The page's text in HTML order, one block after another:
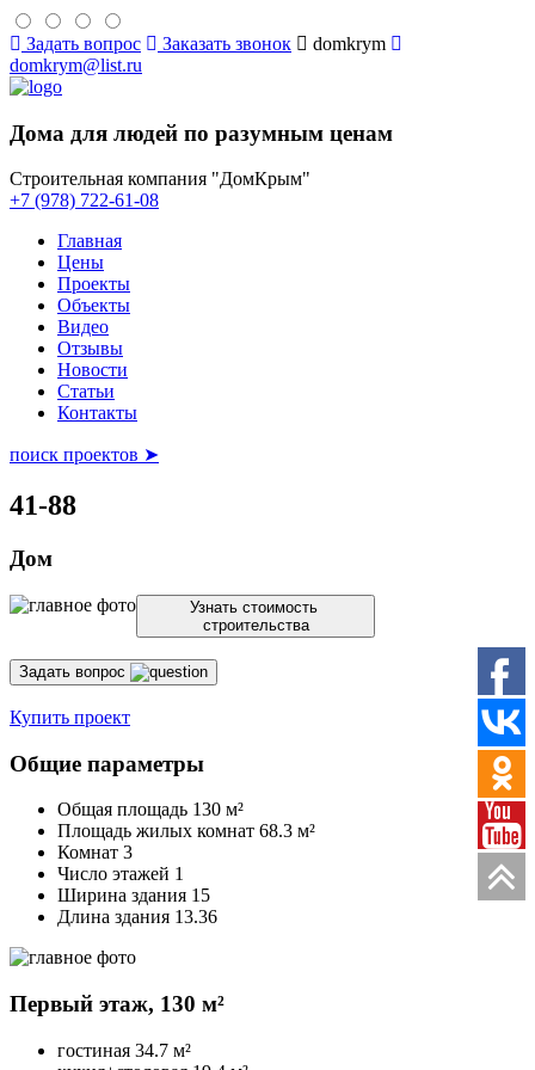
Задать вопрос Заказать звонок
domkrym
domkrym@list.ru
Дома для людей по разумным ценам
Строительная компания "ДомКрым"
+7 (978) 722-61-08
Главная
Цены
Проекты
Объекты
Видео
Отзывы
Новости
Статьи
Контакты
поиск проектов ➤
41-88
Дом
Узнать стоимость
строительства
Задать вопрос
Купить проект
Общие параметры
Общая площадь 130 м²
Площадь жилых комнат 68.3 м²
Комнат 3
Число этажей 1
Ширина здания 15
Длина здания 13.36
Первый этаж, 130 м²
гостиная 34.7 м²